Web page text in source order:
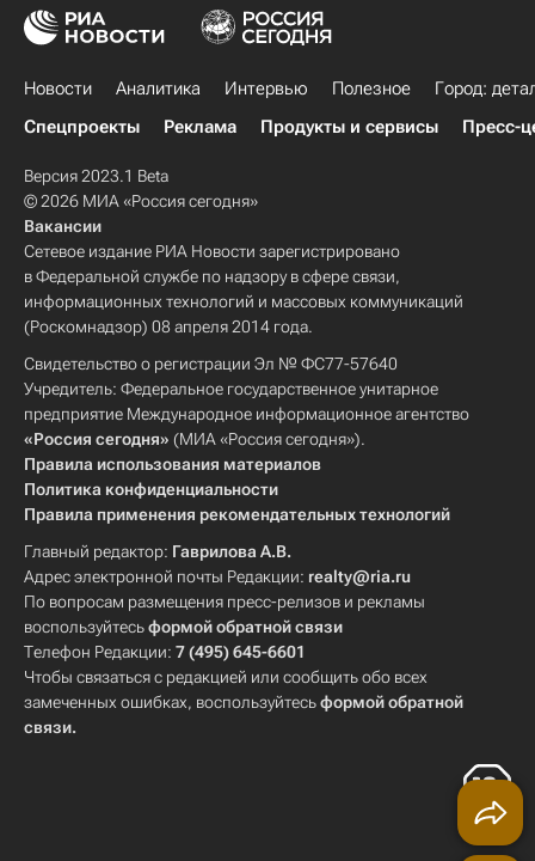
Новости Аналитика Интервью Полезное
Город:
Спецпроекты
Реклама Продукты и сервисы Пресс-
Версия 2023.1 Beta
© 2026 МИА «Россия сегодня»
Вакансии
Сетевое издание РИА Новости зарегистрировано
в Федеральной службе по надзору в сфере связи,
информационных технологий и массовых коммуникаций
(Роскомнадзор) 08 апреля 2014 года.
Свидетельство о регистрации Эл № ФС77-57640
Учредитель: Федеральное государственное унитарное
предприятие Международное информационное агентство
«Россия сегодня» (МИА «Россия сегодня»).
Правила использования материалов
Политика конфиденциальности
Правила применения рекомендательных технологий
Главный редактор: Гаврилова А.В.
Адрес электронной почты Редакции: realty@ria.ru
По вопросам размещения пресс-релизов и рекламы
воспользуйтесьформой обратной связи
Телефон Редакции: 7 (495) 645-6601
Чтобы связаться с редакцией или сообщить обо всех
замеченных ошибках, воспользуйтесьформой обратной
связи.